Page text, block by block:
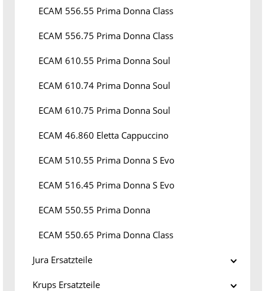
ECAM 556.55 Prima Donna Class
ECAM 556.75 Prima Donna Class
ECAM 610.55 Prima Donna Soul
ECAM 610.74 Prima Donna Soul
ECAM 610.75 Prima Donna Soul
ECAM 46.860 Eletta Cappuccino
ECAM 510.55 Prima Donna S Evo
ECAM 516.45 Prima Donna S Evo
ECAM 550.55 Prima Donna
ECAM 550.65 Prima Donna Class
Jura Ersatzteile
Krups Ersatzteile